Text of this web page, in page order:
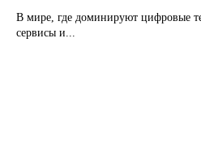
В мире, где доминируют цифровые
сервисы и...